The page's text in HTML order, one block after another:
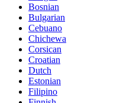
Bosnian
Bulgarian
Cebuano
Chichewa
Corsican
Croatian
Dutch
Estonian
Filipino